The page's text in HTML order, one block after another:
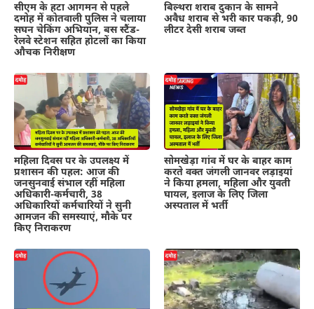
सीएम के हटा आगमन से पहले
दमोह में कोतवाली पुलिस ने चलाया
सघन चेकिंग अभियान, बस स्टैंड-
रेलवे स्टेशन सहित होटलों का किया
औचक निरीक्षण
बिल्थरा शराब दुकान के सामने
अवैध शराब से भरी कार पकड़ी, 90
लीटर देसी शराब जब्त
महिला दिवस पर के उपलक्ष्य में
प्रशासन की पहल: आज की
जनसुनवाई संभाल रहीं महिला
अधिकारी-कर्मचारी, 38
अधिकारियों कर्मचारियों ने सुनी
आमजन की समस्याएं, मौके पर
किए निराकरण
सोमखेड़ा गांव में घर के बाहर काम
करते वक्त जंगली जानवर लड़ाइयां
ने किया हमला, महिला और युवती
घायल, इलाज के लिए जिला
अस्पताल में भर्ती